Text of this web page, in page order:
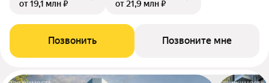
от 19,1 млн ₽ от 21,9 млн ₽
Позвонить Позвоните мне